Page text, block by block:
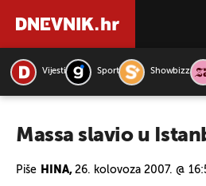
Vijesti Sport Showbizz
Massa slavio u
Piše HINA, 26. kolovoza 2007. @
PRETRAŽITE VIJESTI